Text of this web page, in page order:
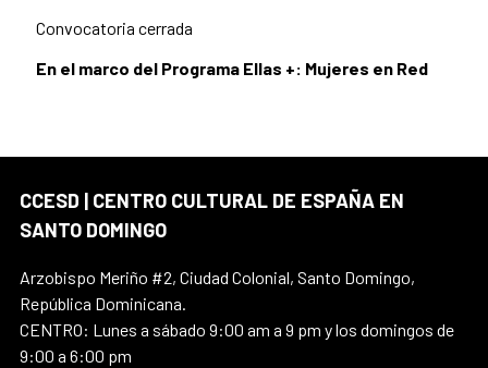
Convocatoria cerrada
En el marco del Programa Ellas +: Mujeres en Red
CCESD | CENTRO CULTURAL DE ESPAÑA EN
SANTO DOMINGO
Arzobispo Meriño #2, Ciudad Colonial, Santo Domingo,
República Dominicana.
CENTRO: Lunes a sábado 9:00 am a 9 pm y los domingos de
9:00 a 6:00 pm